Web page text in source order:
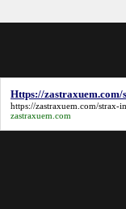
Https://zastraxuem.com/
https://zastraxuem.com/strax-
zastraxuem.com